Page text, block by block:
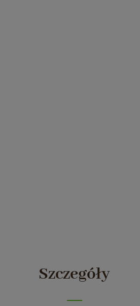
Szczegóły